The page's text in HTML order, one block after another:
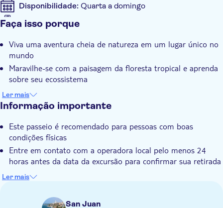
Disponibilidade: Quarta a domingo
Se aceita o bilhete digital
Confirmação instantânea
Local touch
Transporte incluído
Faça isso porque
Viva uma aventura cheia de natureza em um lugar único no
mundo
Maravilhe-se com a paisagem da floresta tropical e aprenda
sobre seu ecossistema
Visite um autêntico restaurante porto-americano
Mergulhe totalmente na cultura local
Ler mais
Informação importante
Este passeio é recomendado para pessoas com boas
condições físicas
Entre em contato com a operadora local pelo menos 24
horas antes da data da excursão para confirmar sua retirada
ou se você tiver alguma dúvida. Você encontrará as
informações de contato no voucher após a reserva
Ler mais
San Juan